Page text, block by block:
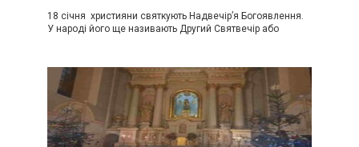
18 січня християни святкують Надвечір’я Богоявлення.
У народі його ще називають Другий Святвечір або